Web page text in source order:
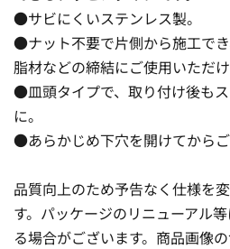
●サビにくいステンレス製。
●ナット不要で片側から施工で
脂材などの締結にご使用いただけ
●皿頭タイプで、取り付け後も
に。
●あらかじめ下穴を開けてからご
品質向上のため予告なく仕様を
す。パッケージのリニューアル
る場合がございます。商品画像